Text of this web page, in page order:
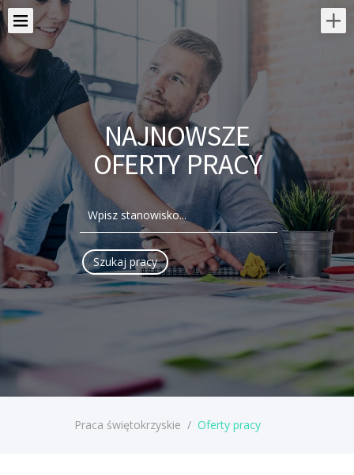
NAJNOWSZE
OFERTY PRACY
Praca świętokrzyskie / Oferty pracy